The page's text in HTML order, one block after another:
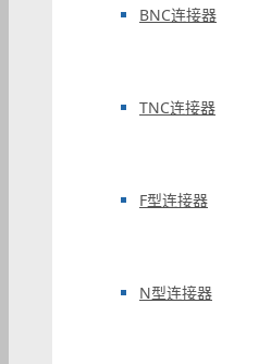
BNC连接器
TNC连接器
F型连接器
N型连接器